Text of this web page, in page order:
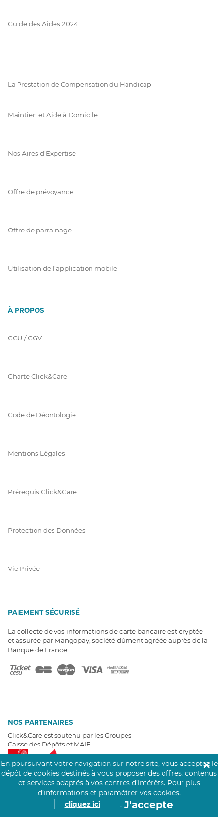
Guide des Aides 2024
La Prestation de Compensation du Handicap
Maintien et Aide à Domicile
Nos Aires d'Expertise
Offre de prévoyance
Offre de parrainage
Utilisation de l'application mobile
À PROPOS
CGU / GGV
Charte Click&Care
Code de Déontologie
Mentions Légales
Prérequis Click&Care
Protection des Données
Vie Privée
PAIEMENT SÉCURISÉ
La collecte de vos informations de carte bancaire est cryptée
et assurée par Mangopay, société dûment agréée auprès de la
Banque de France.
NOS PARTENAIRES
Click&Care est soutenu par les Groupes
Caisse des Dépôts et MAIF.
EXPERTS À VOTRE ÉCOUTE
En poursuivant votre navigation sur notre site, vous acceptez le
dépôt de cookies destinés à vous proposer des offres, contenus
et services adaptés à vos centres d’intérêts. Pour plus
d’informations et paramétrer vos cookies,
cliquez ici
. J'accepte
✕